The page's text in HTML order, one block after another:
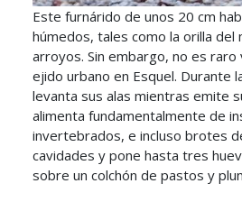
Este furnárido de unos 20 cm
húmedos, tales como la orilla del
arroyos. Sin embargo, no es
ejido urbano en Esquel. Durante
levanta sus alas mientras emite
alimenta fundamentalmente de
invertebrados, e incluso brotes
cavidades y pone hasta tres
sobre un colchón de pastos y